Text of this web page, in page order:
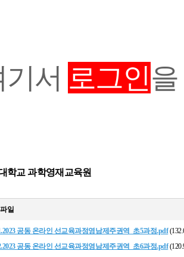
기서 로그인
학교 과학영재교육원
일
공동 온라인 선교육과정영남제주권역_초5과정.pdf
공동 온라인 선교육과정영남제주권역_초6과정.pdf